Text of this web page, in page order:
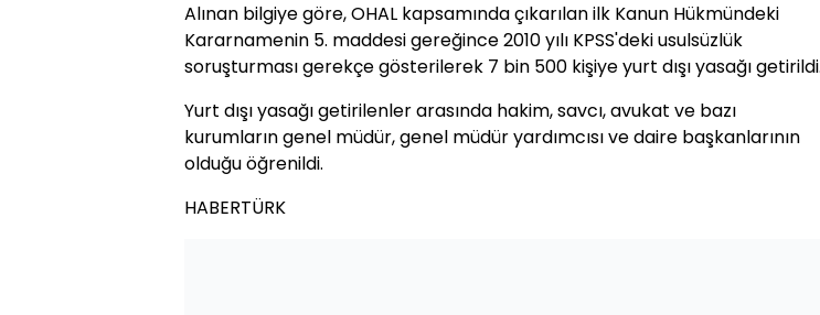
Alınan bilgiye göre, OHAL kapsamında çıkarılan ilk Kanun Hükmündeki
Kararnamenin 5. maddesi gereğince 2010 yılı KPSS'deki usulsüzlük
soruşturması gerekçe gösterilerek 7 bin 500 kişiye yurt dışı yasağı getirildi.
Yurt dışı yasağı getirilenler arasında hakim, savcı, avukat ve bazı
kurumların genel müdür, genel müdür yardımcısı ve daire başkanlarının
olduğu öğrenildi.
HABERTÜRK